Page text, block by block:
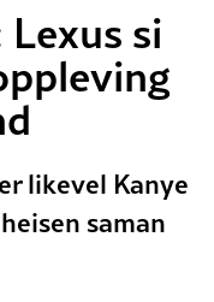
si
likevel Kanye
saman